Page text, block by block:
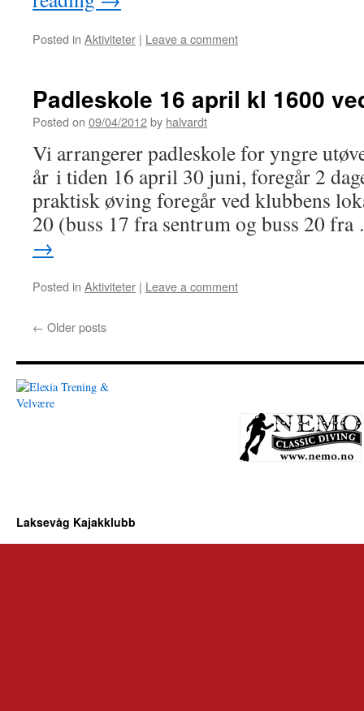
Posted in Aktiviteter | Leave a comment
Padleskole 16 april kl 1600
Posted on 09/04/2012by halvardt
Vi arrangerer padleskole for yngre
år i tiden 16 april 30 juni, foregår 2
praktisk øving foregår ved klubbens
20 (buss 17 fra sentrum og buss 20
→
Posted in Aktiviteter | Leave a comment
← Older posts
Laksevåg Kajakklubb